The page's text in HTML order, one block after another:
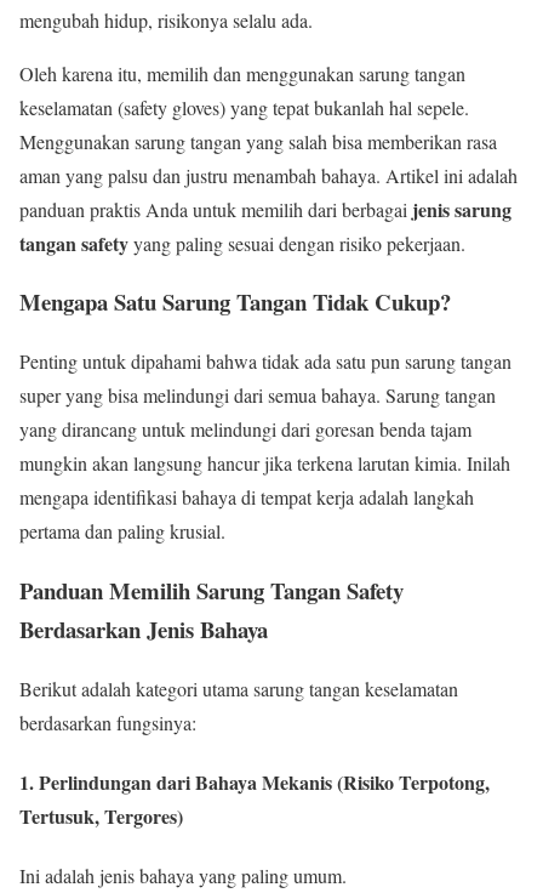
mengubah hidup, risikonya selalu ada.
Oleh karena itu, memilih dan menggunakan sarung tangan
keselamatan (safety gloves) yang tepat bukanlah hal sepele.
Menggunakan sarung tangan yang salah bisa memberikan rasa
aman yang palsu dan justru menambah bahaya. Artikel ini adalah
panduan praktis Anda untuk memilih dari berbagai jenis sarung
tangan safetyyang paling sesuai dengan risiko pekerjaan.
Mengapa Satu Sarung Tangan Tidak Cukup?
Penting untuk dipahami bahwa tidak ada satu pun sarung tangan
super yang bisa melindungi dari semua bahaya. Sarung tangan
yang dirancang untuk melindungi dari goresan benda tajam
mungkin akan langsung hancur jika terkena larutan kimia. Inilah
mengapa identifikasi bahaya di tempat kerja adalah langkah
pertama dan paling krusial.
Panduan Memilih Sarung Tangan Safety
Berdasarkan Jenis Bahaya
Berikut adalah kategori utama sarung tangan keselamatan
berdasarkan fungsinya:
1. Perlindungan dari Bahaya Mekanis (Risiko Terpotong,
Tertusuk, Tergores)
Ini adalah jenis bahaya yang paling umum.